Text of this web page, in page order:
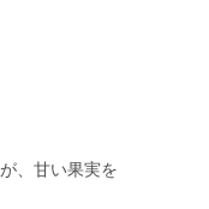
、甘い果実を